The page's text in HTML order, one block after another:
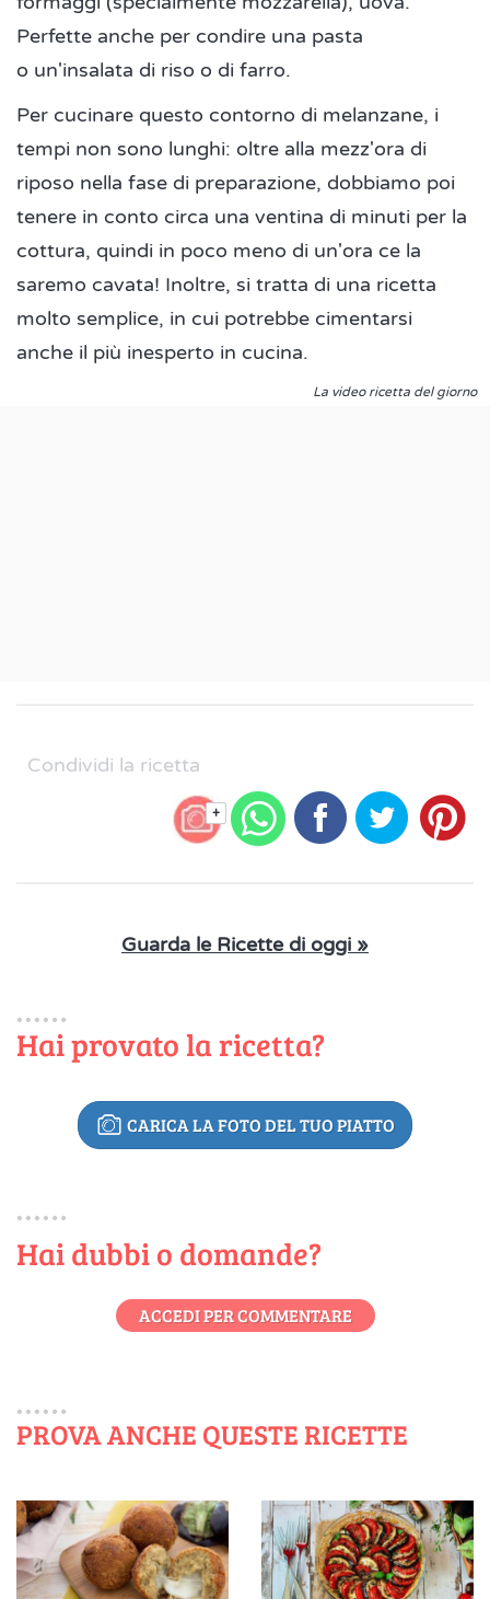
Perfette anche per condire una pasta
o un'insalata di riso o di farro.
Per cucinare questo contorno di melanzane, i
tempi non sono lunghi: oltre alla mezz'ora di
riposo nella fase di preparazione, dobbiamo poi
tenere in conto circa una ventina di minuti per la
cottura, quindi in poco meno di un'ora ce la
saremo cavata! Inoltre, si tratta di una ricetta
molto semplice, in cui potrebbe cimentarsi
anche il più inesperto in cucina.
La video ricetta del giorno
Condividi la ricetta
+
Guarda le Ricette di oggi »
Hai provato la ricetta?
CARICA LA FOTO DEL TUO PIATTO
Hai dubbi o domande?
ACCEDI PER COMMENTARE
PROVA ANCHE QUESTE RICETTE